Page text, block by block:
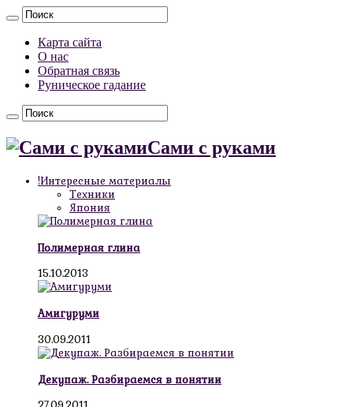
Карта сайта
О нас
Обратная связь
Руническое гадание
Сами с руками
!Интересные материалы
Техники
Япония
Полимерная глина
15.10.2013
Амигуруми
30.09.2011
Декупаж. Разбираемся в понятии